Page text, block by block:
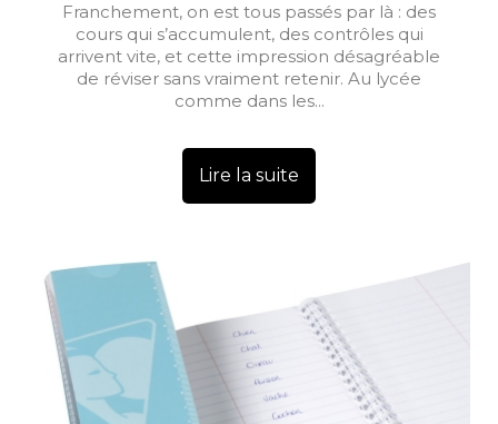
Franchement, on est tous passés par là : des
cours qui s’accumulent, des contrôles qui
arrivent vite, et cette impression désagréable
de réviser sans vraiment retenir. Au lycée
comme dans les...
Lire la suite